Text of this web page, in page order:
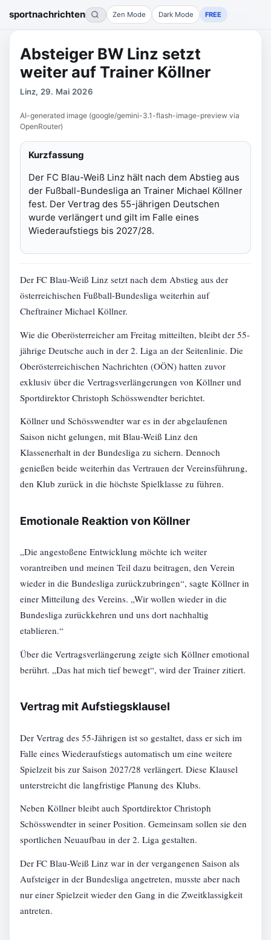
sportnachrichten Zen Mode Dark Mode FREE
Absteiger BW Linz setzt
weiter auf Trainer Köllner
Linz, 29. Mai 2026
AI-generated image (google/gemini-3.1-flash-image-preview via
OpenRouter)
Kurzfassung
Der FC Blau-Weiß Linz hält nach dem Abstieg aus
der Fußball-Bundesliga an Trainer Michael Köllner
fest. Der Vertrag des 55-jährigen Deutschen
wurde verlängert und gilt im Falle eines
Wiederaufstiegs bis 2027/28.
Der FC Blau-Weiß Linz setzt nach dem Abstieg aus der
österreichischen Fußball-Bundesliga weiterhin auf
Cheftrainer Michael Köllner.
Wie die Oberösterreicher am Freitag mitteilten, bleibt der 55-
jährige Deutsche auch in der 2. Liga an der Seitenlinie. Die
Oberösterreichischen Nachrichten (OÖN) hatten zuvor
exklusiv über die Vertragsverlängerungen von Köllner und
Sportdirektor Christoph Schösswendter berichtet.
Köllner und Schösswendter war es in der abgelaufenen
Saison nicht gelungen, mit Blau-Weiß Linz den
Klassenerhalt in der Bundesliga zu sichern. Dennoch
genießen beide weiterhin das Vertrauen der Vereinsführung,
den Klub zurück in die höchste Spielklasse zu führen.
Emotionale Reaktion von Köllner
„Die angestoßene Entwicklung möchte ich weiter
vorantreiben und meinen Teil dazu beitragen, den Verein
wieder in die Bundesliga zurückzubringen“, sagte Köllner in
einer Mitteilung des Vereins. „Wir wollen wieder in die
Bundesliga zurückkehren und uns dort nachhaltig
etablieren.“
Über die Vertragsverlängerung zeigte sich Köllner emotional
berührt. „Das hat mich tief bewegt“, wird der Trainer zitiert.
Vertrag mit Aufstiegsklausel
Der Vertrag des 55-Jährigen ist so gestaltet, dass er sich im
Falle eines Wiederaufstiegs automatisch um eine weitere
Spielzeit bis zur Saison 2027/28 verlängert. Diese Klausel
unterstreicht die langfristige Planung des Klubs.
Neben Köllner bleibt auch Sportdirektor Christoph
Schösswendter in seiner Position. Gemeinsam sollen sie den
sportlichen Neuaufbau in der 2. Liga gestalten.
Der FC Blau-Weiß Linz war in der vergangenen Saison als
Aufsteiger in der Bundesliga angetreten, musste aber nach
nur einer Spielzeit wieder den Gang in die Zweitklassigkeit
antreten.